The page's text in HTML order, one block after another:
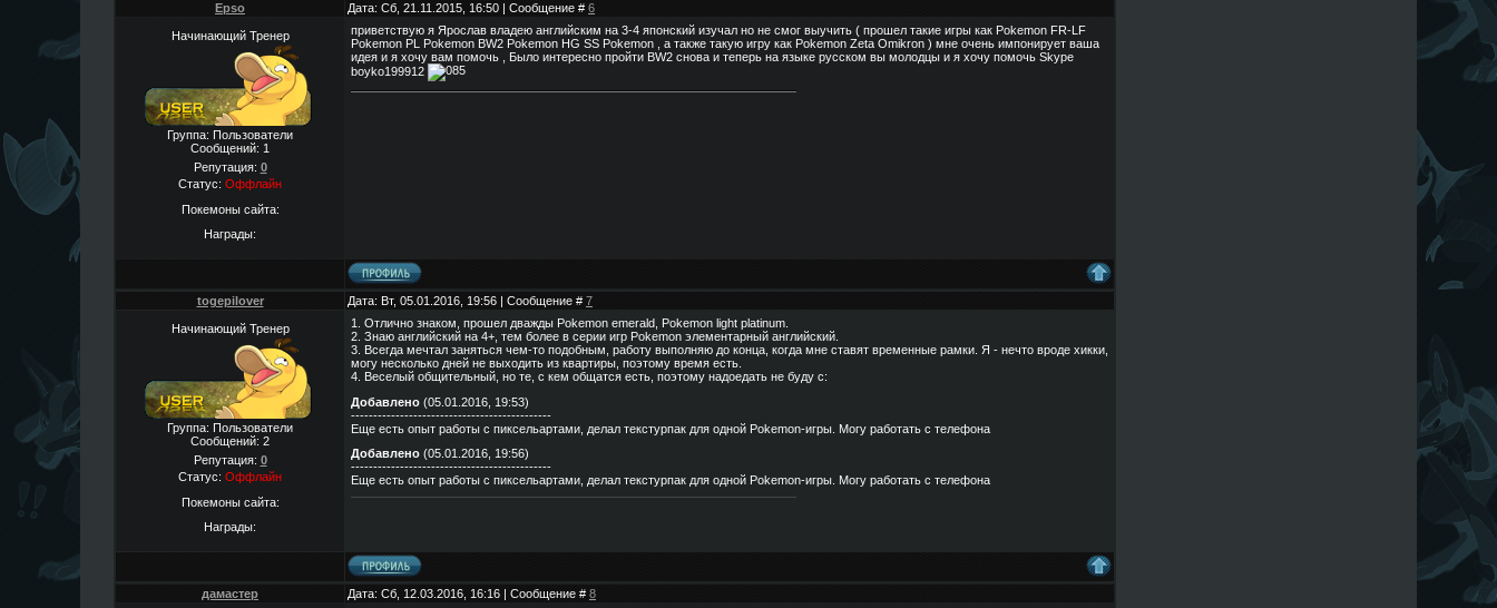
Epso Дата: Сб, 21.11.2015, 16:50 | Сообщение # 6
Начинающий Тренер
Группа: Пользователи
Сообщений: 1
Репутация: 0
Статус: Оффлайн
Покемоны сайта:
Награды:
приветствую я Ярослав владею английским на 3-4 японский изучал но не смог выучить ( прошел такие игры как Pokemon FR-LF
Pokemon PL Pokemon BW2 Pokemon HG SS Pokemon , а также такую игру как Pokemon Zeta Omikron ) мне очень импонирует ваша
идея и я хочу вам помочь , Было интересно пройти BW2 снова и теперь на языке русском вы молодцы и я хочу помочь Skype
boyko199912
togepilover Дата: Вт, 05.01.2016, 19:56 | Сообщение # 7
Начинающий Тренер
Группа: Пользователи
Сообщений: 2
Репутация: 0
Статус: Оффлайн
Покемоны сайта:
Награды:
1. Отлично знаком, прошел дважды Pokemon emerald, Pokemon light platinum.
2. Знаю английский на 4+, тем более в серии игр Pokemon элементарный английский.
3. Всегда мечтал заняться чем-то подобным, работу выполняю до конца, когда мне ставят временные рамки. Я - нечто вроде хикки,
могу несколько дней не выходить из квартиры, поэтому время есть.
4. Веселый общительный, но те, с кем общатся есть, поэтому надоедать не буду с:
Добавлено (05.01.2016, 19:53)
---------------------------------------------
Еще есть опыт работы с пиксельартами, делал текстурпак для одной Pokemon-игры. Могу работать с телефона
Добавлено (05.01.2016, 19:56)
---------------------------------------------
Еще есть опыт работы с пиксельартами, делал текстурпак для одной Pokemon-игры. Могу работать с телефона
дамастер Дата: Сб, 12.03.2016, 16:16 | Сообщение # 8